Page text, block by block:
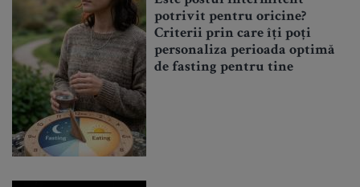
potrivit pentru oricine?
Criterii prin care îți poți
personaliza perioada optimă
de fasting pentru tine